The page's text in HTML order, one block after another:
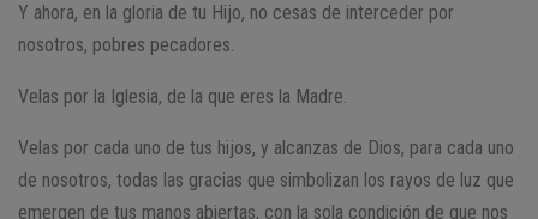
Y ahora, en la gloria de tu Hijo, no cesas de interceder por
nosotros, pobres pecadores.
Velas por la Iglesia, de la que eres la Madre.
Velas por cada uno de tus hijos, y alcanzas de Dios, para cada uno
de nosotros, todas las gracias que simbolizan los rayos de luz que
emergen de tus manos abiertas, con la sola condición de que nos